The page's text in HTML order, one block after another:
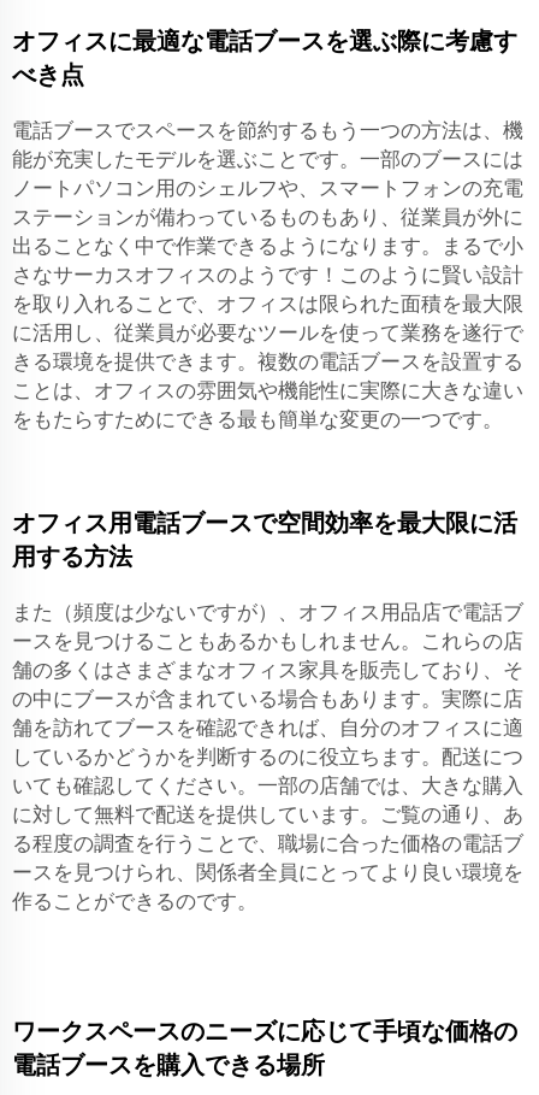
オフィスに最適な電話ブースを選ぶ際に考慮す
べき点
電話ブースでスペースを節約するもう一つの方法は、機
能が充実したモデルを選ぶことです。一部のブースには
ノートパソコン用のシェルフや、スマートフォンの充電
ステーションが備わっているものもあり、従業員が外に
出ることなく中で作業できるようになります。まるで小
さなサーカスオフィスのようです！このように賢い設計
を取り入れることで、オフィスは限られた面積を最大限
に活用し、従業員が必要なツールを使って業務を遂行で
きる環境を提供できます。複数の電話ブースを設置する
ことは、オフィスの雰囲気や機能性に実際に大きな違い
をもたらすためにできる最も簡単な変更の一つです。
オフィス用電話ブースで空間効率を最大限に活
用する方法
また（頻度は少ないですが）、オフィス用品店で電話ブ
ースを見つけることもあるかもしれません。これらの店
舗の多くはさまざまなオフィス家具を販売しており、そ
の中にブースが含まれている場合もあります。実際に店
舗を訪れてブースを確認できれば、自分のオフィスに適
しているかどうかを判断するのに役立ちます。配送につ
いても確認してください。一部の店舗では、大きな購入
に対して無料で配送を提供しています。ご覧の通り、あ
る程度の調査を行うことで、職場に合った価格の電話ブ
ースを見つけられ、関係者全員にとってより良い環境を
作ることができるのです。
ワークスペースのニーズに応じて手頃な価格の
電話ブースを購入できる場所